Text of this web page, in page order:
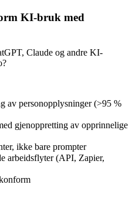
KI-bruk med
Claude og andre KI-
av personopplysninger (>95 %
gjenoppretting av opprinnelige
ikke bare prompter
arbeidsflyter (API, Zapier,